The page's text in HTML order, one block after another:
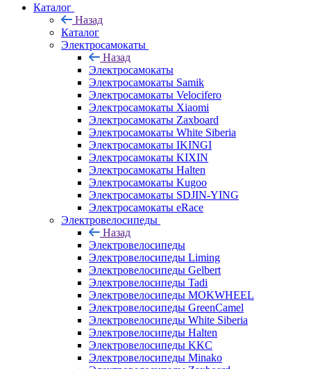
Каталог
Назад
Каталог
Электросамокаты
Назад
Электросамокаты
Электросамокаты Samik
Электросамокаты Velocifero
Электросамокаты Xiaomi
Электросамокаты Zaxboard
Электросамокаты White Siberia
Электросамокаты IKINGI
Электросамокаты KIXIN
Электросамокаты Halten
Электросамокаты Kugoo
Электросамокаты SDJIN-YING
Электросамокаты eRace
Электровелосипеды
Назад
Электровелосипеды
Электровелосипеды Liming
Электровелосипеды Gelbert
Электровелосипеды Tadi
Электровелосипеды MOKWHEEL
Электровелосипеды GreenCamel
Электровелосипеды White Siberia
Электровелосипеды Halten
Электровелосипеды KKC
Электровелосипеды Minako